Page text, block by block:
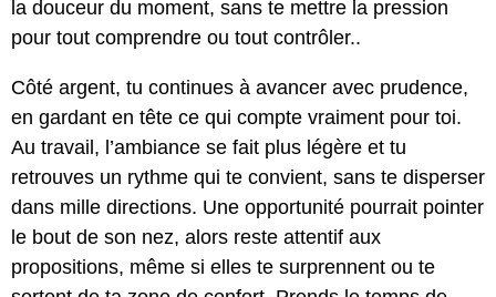
la douceur du moment, sans te mettre la pression
pour tout comprendre ou tout contrôler..
Côté argent, tu continues à avancer avec prudence,
en gardant en tête ce qui compte vraiment pour toi.
Au travail, l’ambiance se fait plus légère et tu
retrouves un rythme qui te convient, sans te disperser
dans mille directions. Une opportunité pourrait pointer
le bout de son nez, alors reste attentif aux
propositions, même si elles te surprennent ou te